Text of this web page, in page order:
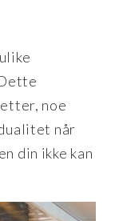
noe
når
din ikke kan